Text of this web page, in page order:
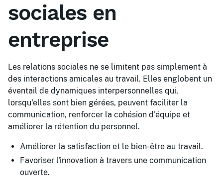
sociales en
entreprise
Les relations sociales ne se limitent pas simplement à
des interactions amicales au travail. Elles englobent un
éventail de dynamiques interpersonnelles qui,
lorsqu'elles sont bien gérées, peuvent faciliter la
communication, renforcer la cohésion d'équipe et
améliorer la rétention du personnel.
Améliorer la satisfaction et le bien-être au travail.
Favoriser l'innovation à travers une communication
ouverte.